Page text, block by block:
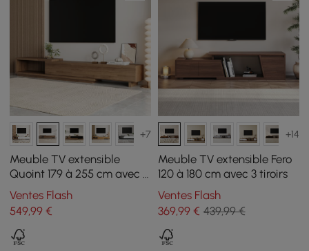
+7
Meuble TV extensible
Quoint 179 à 255 cm avec 3
tiroirs
Ventes Flash
549,99 €
+14
Meuble TV extensible Fero
120 à 180 cm avec 3 tiroirs
Ventes Flash
369,99€ 439,99 €